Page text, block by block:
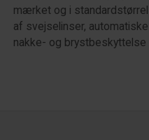
mærket og i
af svejselinser,
nakke- og